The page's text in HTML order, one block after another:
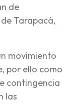
de
Tarapacá,
movimiento
por ello como
contingencia
las